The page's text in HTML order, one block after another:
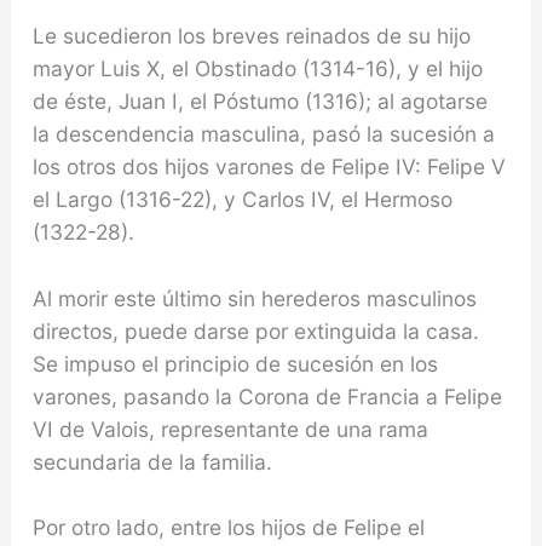
Le sucedieron los breves reinados de su hijo
mayor Luis X, el Obs­tinado (1314-16), y el hijo
de éste, Juan I, el Póstumo (1316); al agotarse
la descendencia masculina, pasó la sucesión a
los otros dos hijos varones de Felipe IV: Felipe V
el Largo (1316-22), y Carlos IV, el Hermoso
(1322-28).
Al morir este último sin herederos mascu­linos
directos, puede darse por extinguida la casa.
Se impuso el principio de sucesión en los
varones, pa­sando la Corona de Francia a Felipe
VI de Valois, re­presentante de una rama
secundaria de la familia.
Por otro lado, entre los hijos de Felipe el